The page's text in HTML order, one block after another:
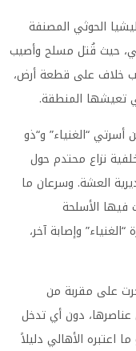
الحوثي المصنفة
حيث قُتل مسلح وأصيب
خلاف على قطعة أرض،
تعيشها المنطقة.
أسرتي “الغنياء” و“ذو
نزاع محتدم حول
العشة. وسرعان ما
الأسلحة
وإصابة آخر،
جرت على مقربة من
عناصرها، دون أي تدخل
اعتبره الأهالي دليلاً